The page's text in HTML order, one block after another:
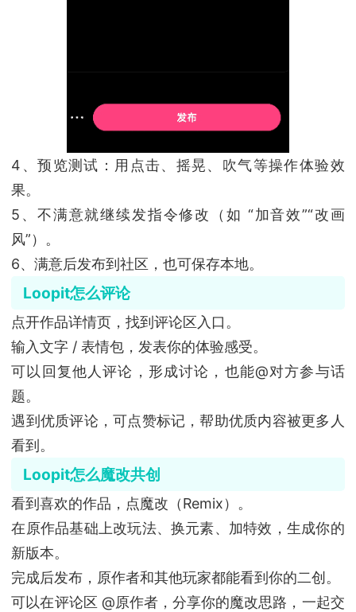
4、预览测试：用点击、摇晃、吹气等操作体验效
果。
5、不满意就继续发指令修改（如 “加音效”“改画
风”）。
6、满意后发布到社区，也可保存本地。
Loopit怎么评论
点开作品详情页，找到评论区入口。
输入文字 / 表情包，发表你的体验感受。
可以回复他人评论，形成讨论，也能@对方参与话
题。
遇到优质评论，可点赞标记，帮助优质内容被更多人
看到。
Loopit怎么魔改共创
看到喜欢的作品，点魔改（Remix）。
在原作品基础上改玩法、换元素、加特效，生成你的
新版本。
完成后发布，原作者和其他玩家都能看到你的二创。
可以在评论区 @原作者，分享你的魔改思路，一起交